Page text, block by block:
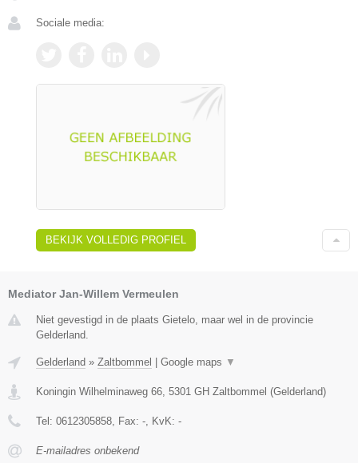
Sociale media:
BEKIJK VOLLEDIG PROFIEL
Mediator Jan-Willem Vermeulen
Niet gevestigd in de plaats Gietelo, maar wel in de provincie
Gelderland.
Gelderland » Zaltbommel Google maps ▼
Koningin Wilhelminaweg 66, 5301 GH Zaltbommel (Gelderland)
Tel: 0612305858, Fax: -, KvK: -
E-mailadres onbekend